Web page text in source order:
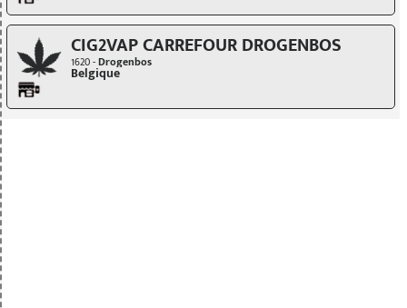
CIG2VAP CARREFOUR DROGENBOS
1620 -Drogenbos
Belgique